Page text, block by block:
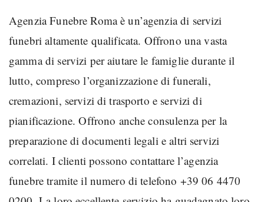
Agenzia Funebre Roma è un’agenzia di servizi
funebri altamente qualificata. Offrono una vasta
gamma di servizi per aiutare le famiglie durante il
lutto, compreso l’organizzazione di funerali,
cremazioni, servizi di trasporto e servizi di
pianificazione. Offrono anche consulenza per la
preparazione di documenti legali e altri servizi
correlati. I clienti possono contattare l’agenzia
funebre tramite il numero di telefono +39 06 4470